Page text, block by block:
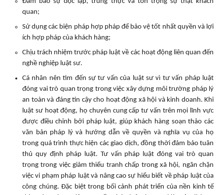
quan;
Sử dụng các biện pháp hợp pháp để bảo vệ tốt nhất quyền và lợi
ích hợp pháp của khách hàng;
Chịu trách nhiệm trước pháp luật về các hoạt động liên quan đến
nghề nghiệp luật sư.
Cá nhân nên tìm đến sự tư vấn của luật sư vì tư vấn pháp luật
đóng vai trò quan trọng trong việc xây dựng môi trường pháp lý
an toàn và đáng tin cậy cho hoạt động xã hội và kinh doanh. Khi
luật sư hoạt động, họ chuyên cung cấp tư vấn trên mọi lĩnh vực
được điều chỉnh bởi pháp luật, giúp khách hàng soạn thảo các
văn bản pháp lý và hướng dẫn về quyền và nghĩa vụ của họ
trong quá trình thực hiện các giao dịch, đồng thời đảm bảo tuân
thủ quy định pháp luật. Tư vấn pháp luật đóng vai trò quan
trọng trong việc giảm thiểu tranh chấp trong xã hội, ngăn chặn
việc vi phạm pháp luật và nâng cao sự hiểu biết về pháp luật của
công chúng. Đặc biệt trong bối cảnh phát triển của nền kinh tế